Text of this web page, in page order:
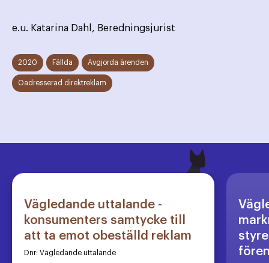
e.u. Katarina Dahl, Beredningsjurist
2020 Fällda Avgjorda ärenden
Oadresserad direktreklam
Vägledande uttalande -
konsumenters samtycke till
att ta emot obeställd reklam
Dnr: Vägledande uttalande